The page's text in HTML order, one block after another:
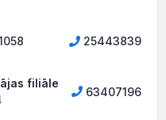
25443839
filiāle
63407196